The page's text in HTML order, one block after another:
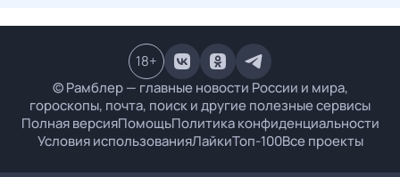
© Рамблер — главные новости России и мира,
гороскопы, почта, поиск и другие полезные сервисы
Полная версияПомощьПолитика конфиденциальности
Условия использованияЛайкиТоп-100Все проекты
18+